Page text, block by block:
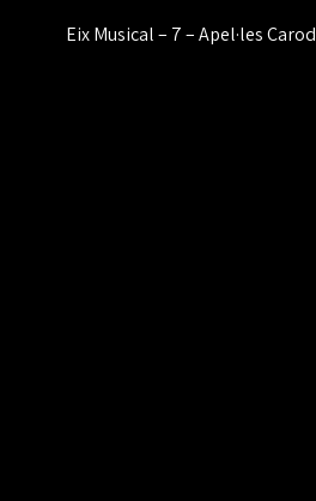
Eix Musical – 7 – Apel·les Carod